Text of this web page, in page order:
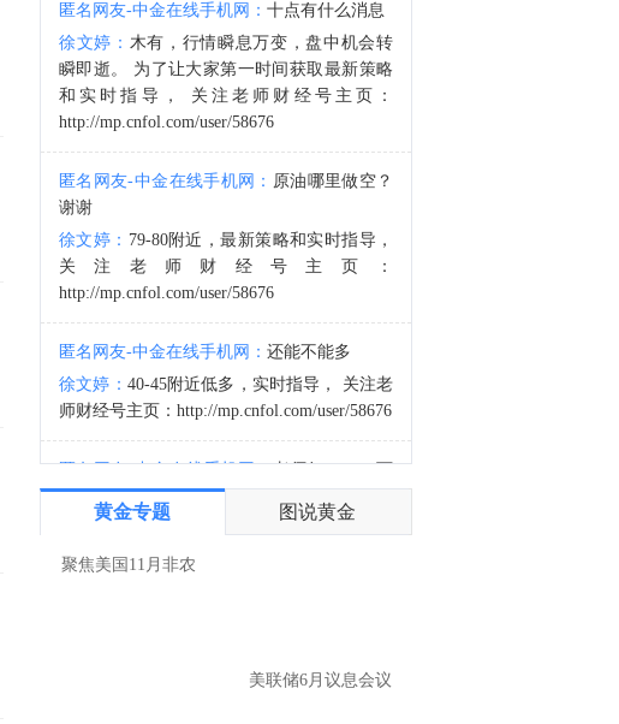
金十数据8月8日讯，8月8日18时，水利部和中国气象局联合对浙江省23个连片县（市、区）发布红色山洪灾害气象预警，根据《水利部水旱灾害防御应急响应工作规程》，水利部于8月8日20时将针对浙江省洪水防御Ⅳ级应急响应提升至Ⅲ级，督促指导地方水利部门密切监视雨情水情发展变化，强化监测预报预警，滚动会商分析研判，夯实人员转移避险“谁组织、转移谁、何时转、转何处、不擅返”五个关键环节责任和措施，聚焦涉水旅游景区、养老机构、休闲度假场所、农家乐、施工营地、易受洪水冲击的交通道路等关键区域，落实人员转移避险方案，全力确保人民群众生命安全。目前，水利部派出的工作组正在浙江省台风暴雨洪水防御一线协助指导。（央视新闻）
20:44:16
金十数据8月8日讯，8月8日，苹果官网显示，Apple智能可配合阿里巴巴千问模型工作。阿里千问将作为AI能力集成至Apple智能，为iOS、iPadOS、macOS和visionOS的中国用户带来智能体验。用户无需在应用间切换，即可在Apple设备上直接体验千问的文本与图像理解、内容生成等能力。同日，网信办发布7款提供手机端侧生成式人工智能服务备案信息，其中包括苹果智能、华为小艺大模型、OPPOAndesGPT大模型等。（21财经）
匿名网友-中金在线手机网： 十点有什么消息
徐文婷： 木有，行情瞬息万变，盘中机会转
瞬即逝。 为了让大家第一时间获取最新策略
和实时指导， 关注老师财经号主页：
http://mp.cnfol.com/user/58676
匿名网友-中金在线手机网： 原油哪里做空？
谢谢
徐文婷： 79-80附近，最新策略和实时指导，
关注老师财经号主页：
http://mp.cnfol.com/user/58676
匿名网友-中金在线手机网： 还能不能多
徐文婷： 40-45附近低多，实时指导， 关注老
师财经号主页：http://mp.cnfol.com/user/58676
匿名网友-中金在线手机网：老师好，4345可
以多吗？
让大家第一时间获取最新策略和实时指
匿名网友-中金在线手机网：
黄金多，看到什
黄金专题 图说黄金
聚焦美国11月非农
美联储6月议息会议